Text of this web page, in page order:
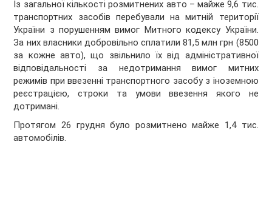
Із загальної кількості розмитнених авто – майже 9,6 тис.
транспортних засобів перебували на митній території
України з порушенням вимог Митного кодексу України.
За них власники добровільно сплатили 81,5 млн грн (8500
за кожне авто), що звільнило їх від адміністративної
відповідальності за недотримання вимог митних
режимів при ввезенні транспортного засобу з іноземною
реєстрацією, строки та умови ввезення якого не
дотримані.
Протягом 26 грудня було розмитнено майже 1,4 тис.
автомобілів.